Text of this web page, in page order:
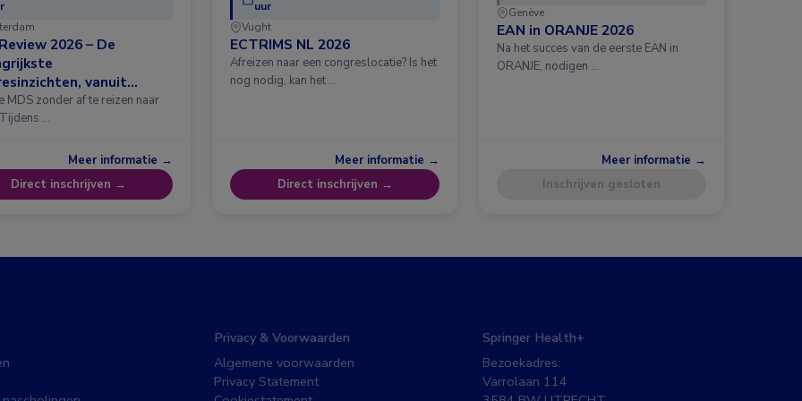
2026 – De
vanuit
MDS zonder af te reizen naar
…
Meer informatie →
Direct inschrijven →
uur
Vught
ECTRIMS NL 2026
Afreizen naar een congreslocatie? Is het
nog nodig, kan het …
Meer informatie →
Direct inschrijven →
Genève
EAN in ORANJE 2026
Na het succes van de eerste EAN in
ORANJE, nodigen …
Meer informatie →
Inschrijven gesloten
Privacy & Voorwaarden
Algemene voorwaarden
Privacy Statement
Springer Health+
Bezoekadres:
Varrolaan 114